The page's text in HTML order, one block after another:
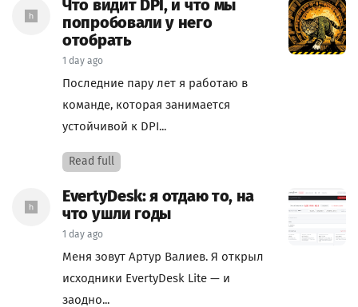
Что видит DPI, и что мы
попробовали у него
отобрать
1 day ago
Последние пару лет я работаю в
команде, которая занимается
устойчивой к DPI...
Read full
EvertyDesk: я отдаю то, на
что ушли годы
1 day ago
Меня зовут Артур Валиев. Я открыл
исходники EvertyDesk Lite — и
заодно...